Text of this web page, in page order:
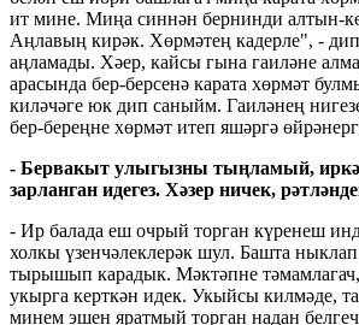
ит мине. Миңа синнән бернинди алтын-
Аңлавың кирәк. Хөрмәтең кадерле", - дип
аңламады. Хәер, кайсы гына гаиләне
арасында бер-берсенә карата хөрмәт
киләчәге юк дип саныйм. Гаиләнең
бер-береңне хөрмәт итеп яшәргә
- Бервакыт улыгызны тыңламый, иркә,
зарланган идегез. Хәзер ничек,
- Ир балада еш очрый торган күренеш
холкы үзенчәлеклерәк шул. Башта
тырышып карадык. Мәктәпне
укырга керткән идек. Укыйсы килмәде,
минем эшен яратмый торган надан